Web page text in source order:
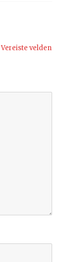
Vereiste velden